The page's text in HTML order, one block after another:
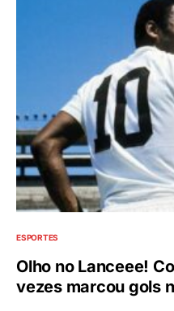
ESPORTES
Olho no Lanceee!
vezes marcou gols